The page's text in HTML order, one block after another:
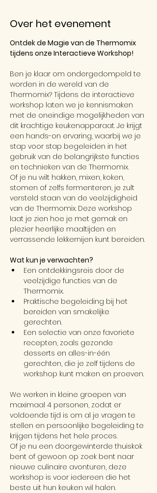
Over het evenement
Ontdek de Magie van de Thermomix
tijdens onze Interactieve Workshop!
Ben je klaar om ondergedompeld te
worden in de wereld van de
Thermomix? Tijdens de interactieve
workshop laten we je kennismaken
met de oneindige mogelijkheden van
dit krachtige keukenapparaat. Je krijgt
een hands-on ervaring, waarbij we je
stap voor stap begeleiden in het
gebruik van de belangrijkste functies
en technieken van de Thermomix.
Of je nu wilt hakken, mixen, koken,
stomen of zelfs fermenteren, je zult
versteld staan van de veelzijdigheid
van de Thermomix. Deze workshop
laat je zien hoe je met gemak en
plezier heerlijke maaltijden en
verrassende lekkernijen kunt bereiden.
Wat kun je verwachten?
Een ontdekkingsreis door de
veelzijdige functies van de
Thermomix.
Praktische begeleiding bij het
bereiden van smakelijke
gerechten.
Een selectie van onze favoriete
recepten, zoals gezonde
desserts en alles-in-één
gerechten, die je zelf tijdens de
workshop kunt maken en proeven.
We werken in kleine groepen van
maximaal 4 personen, zodat er
voldoende tijd is om al je vragen te
stellen en persoonlijke begeleiding te
krijgen tijdens het hele proces.
Of je nu een doorgewinterde thuiskok
bent of gewoon op zoek bent naar
nieuwe culinaire avonturen, deze
workshop is voor iedereen die het
beste uit hun keuken wil halen.